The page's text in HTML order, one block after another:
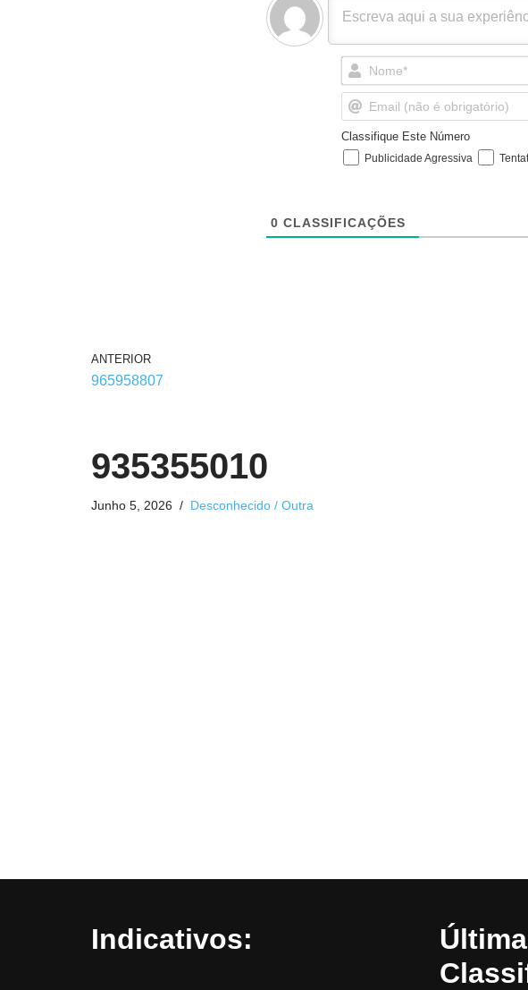
Classifique Este Número
Publicidade Agressiva
0 CLASSIFICAÇÕES
ANTERIOR
965958807
935355010
Junho 5, 2026 Desconhecido / Outra
Indicativos: